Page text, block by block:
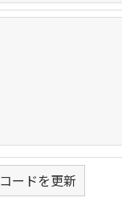
コードを更新